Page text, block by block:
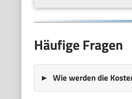
Häufige Fragen
Wie werden die